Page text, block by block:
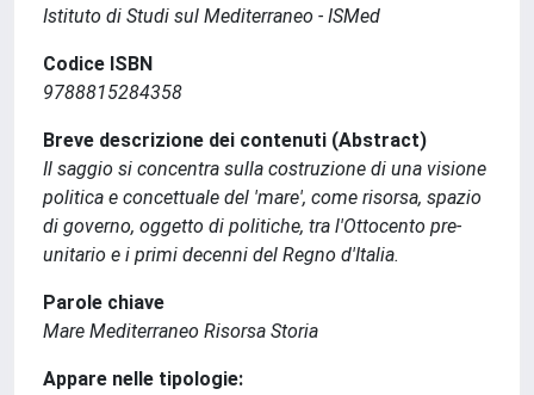
Istituto di Studi sul Mediterraneo - ISMed
Codice ISBN
9788815284358
Breve descrizione dei contenuti (Abstract)
Il saggio si concentra sulla costruzione di una visione
politica e concettuale del 'mare', come risorsa, spazio
di governo, oggetto di politiche, tra l'Ottocento pre-
unitario e i primi decenni del Regno d'Italia.
Parole chiave
Mare Mediterraneo Risorsa Storia
Appare nelle tipologie: